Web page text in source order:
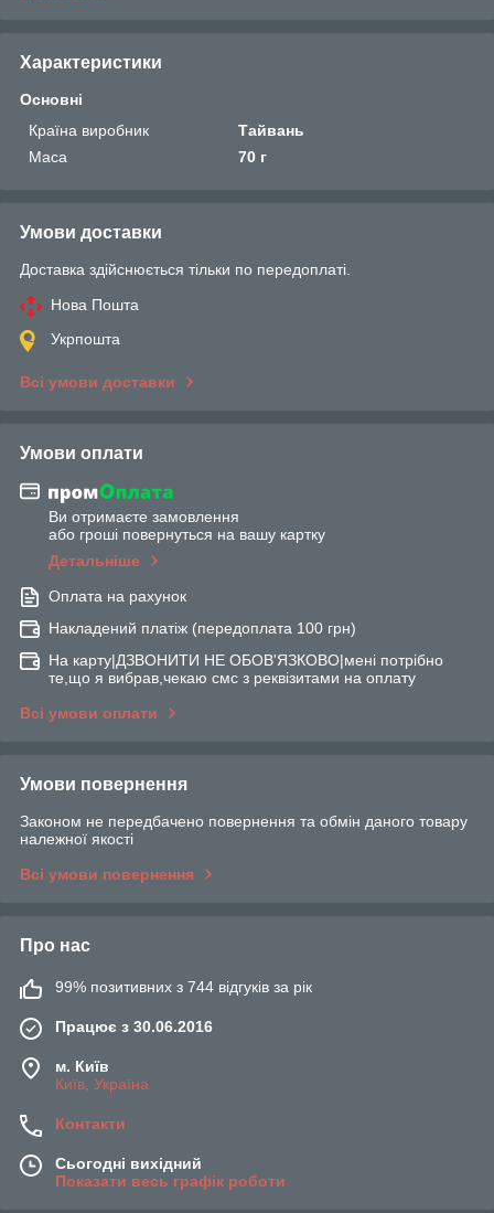
Характеристики
Основні
Країна виробник
Тайвань
Маса
70 г
Умови доставки
Доставка здійснюється тільки по передоплаті.
Нова Пошта
Укрпошта
Всі умови доставки
Умови оплати
Ви отримаєте замовлення
або гроші повернуться на вашу картку
Детальніше
Оплата на рахунок
Накладений платіж (передоплата 100 грн)
На карту|ДЗВОНИТИ НЕ ОБОВ'ЯЗКОВО|мені потрібно
те,що я вибрав,чекаю смс з реквізитами на оплату
Всі умови оплати
Умови повернення
Законом не передбачено повернення та обмін даного товару
належної якості
Всі умови повернення
Про нас
99% позитивних з 744 відгуків за рік
Працює з 30.06.2016
м. Київ
Київ, Україна
Контакти
Сьогодні вихідний
Показати весь графік роботи